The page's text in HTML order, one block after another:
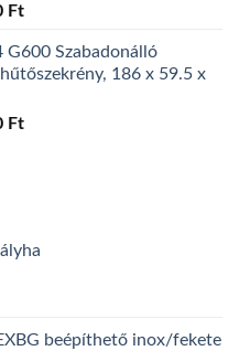
Ft.
FtCurrent
is:
119.990 Ft.
Szabadonálló
186 x 59.5 x
FtCurrent
beépíthető inox/fekete